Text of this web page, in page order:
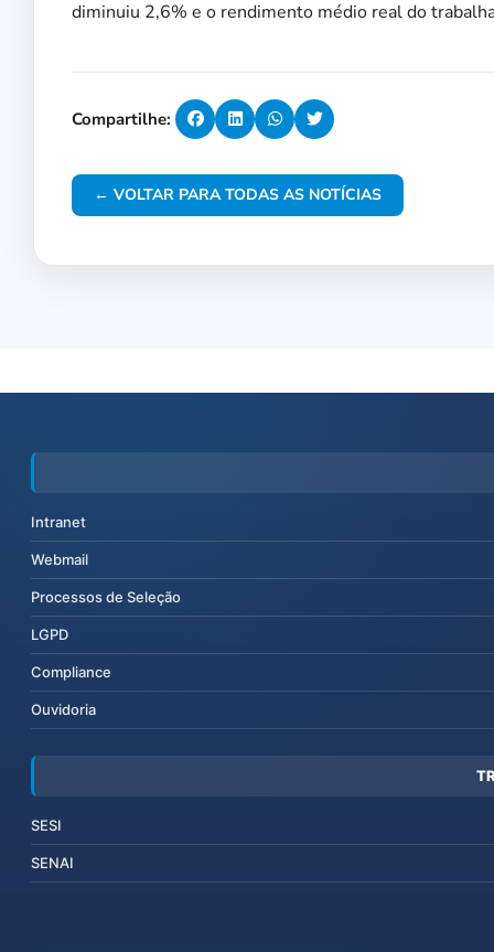
diminuiu 2,6% e o rendimento médio real do
Compartilhe:
← VOLTAR PARA TODAS AS NOTÍCIAS
Intranet
Webmail
Processos de Seleção
LGPD
Compliance
Ouvidoria
SESI
SENAI